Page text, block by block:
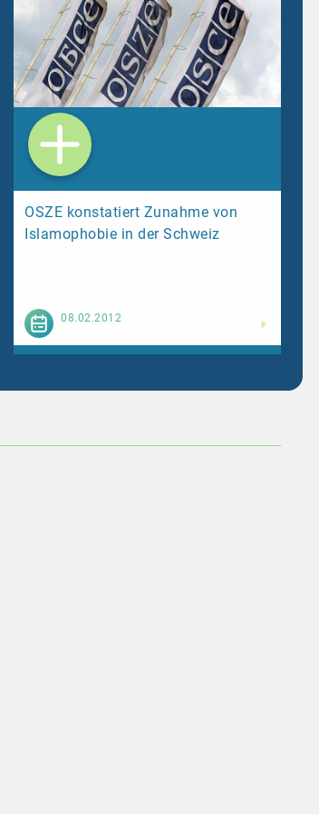
OSZE konstatiert Zunahme von
Islamophobie in der Schweiz
08.02.2012